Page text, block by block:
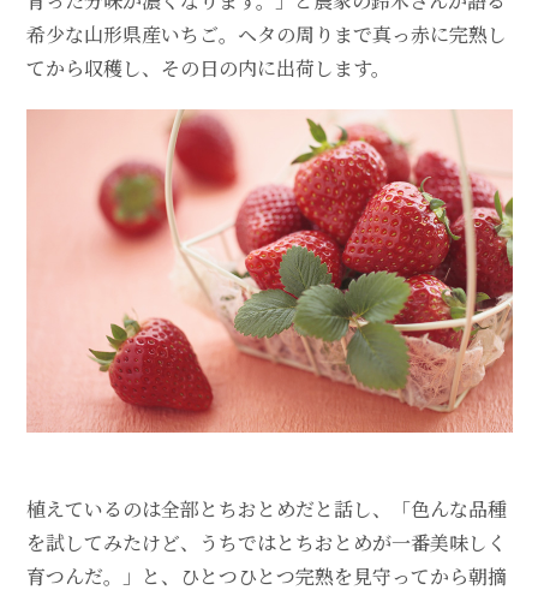
希少な山形県産いちご。ヘタの周りまで真っ赤に完熟し
てから収穫し、その日の内に出荷します。
植えているのは全部とちおとめだと話し、「色んな品種
を試してみたけど、うちではとちおとめが一番美味しく
育つんだ。」と、ひとつひとつ完熟を見守ってから朝摘